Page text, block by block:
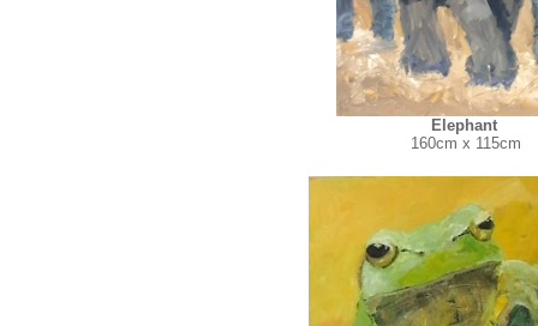
Elephant
160cm x 115cm